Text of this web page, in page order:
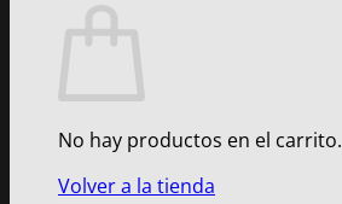
No hay productos en el carrito.
Volver a la tienda